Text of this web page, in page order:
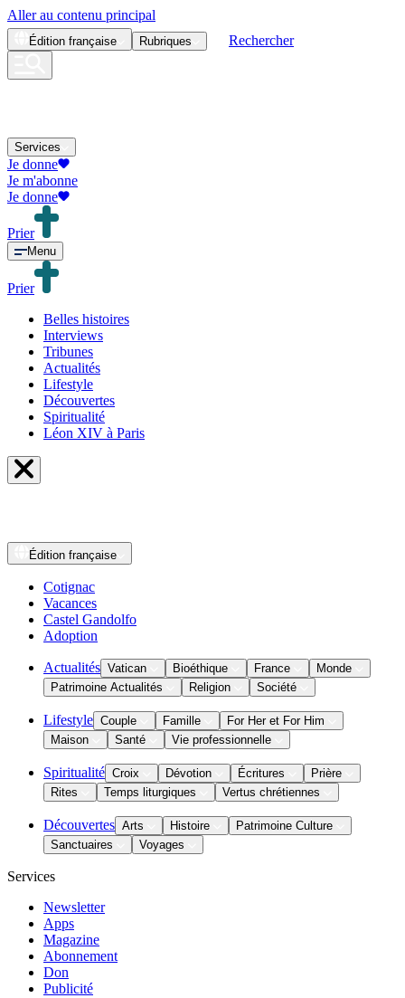
Aller au contenu principal
Édition française Rubriques Rechercher
Services
Je donne
Je m'abonne
Je donne
Prier
Menu
Prier
Belles histoires
Interviews
Tribunes
Actualités
Lifestyle
Découvertes
Spiritualité
Léon XIV à Paris
Édition française
Cotignac
Vacances
Castel Gandolfo
Adoption
Actualités Vatican Bioéthique France
Monde
Patrimoine Actualités
Religion Société
Lifestyle Couple Famille
For Her et For Him
Maison
Santé Vie professionnelle
Spiritualité Croix Dévotion Écritures
Prière
Rites
Temps liturgiques Vertus chrétiennes
Découvertes Arts Histoire
Patrimoine Culture
Sanctuaires
Voyages
Services
Newsletter
Apps
Magazine
Abonnement
Don
Publicité